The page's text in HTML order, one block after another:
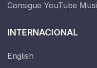
Consigue YouTube
INTERNACIONAL
English